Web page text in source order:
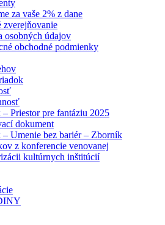
za vaše 2% z dane
zverejňovanie
osobných údajov
obchodné podmienky
Priestor pre fantáziu 2025
dokument
Umenie bez bariér – Zborník
z konferencie venovanej
kultúrnych inštitúcií